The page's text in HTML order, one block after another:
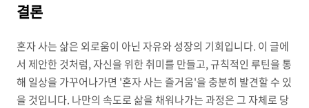
결론
혼자 사는 삶은 외로움이 아닌 자유와 성장의 기회입니다. 이 글에
서 제안한 것처럼, 자신을 위한 취미를 만들고, 규칙적인 루틴을 통
해 일상을 가꾸어나가면 '혼자 사는 즐거움'을 충분히 발견할 수 있
을 것입니다. 나만의 속도로 삶을 채워나가는 과정은 그 자체로 당